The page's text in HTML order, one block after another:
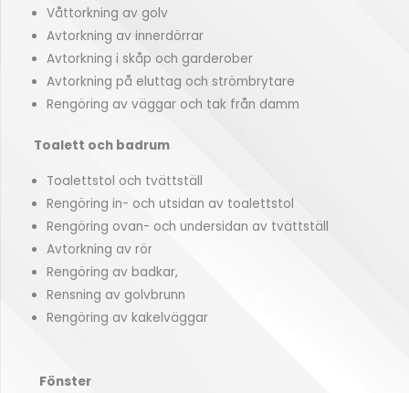
Våttorkning av golv
Avtorkning av innerdörrar
Avtorkning i skåp och garderober
Avtorkning på eluttag och strömbrytare
Rengöring av väggar och tak från damm
Toalett och badrum
Toalettstol och tvättställ
Rengöring in- och utsidan av toalettstol
Rengöring ovan- och undersidan av tvättställ
Avtorkning av rör
Rengöring av badkar,
Rensning av golvbrunn
Rengöring av kakelväggar
Fönster